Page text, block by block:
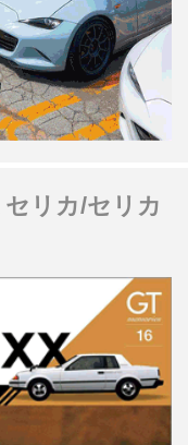
セリカ/セリカ